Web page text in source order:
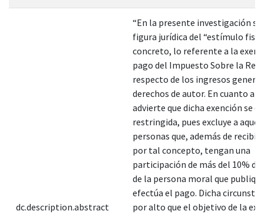
dc.description.abstract
“En la presente investigación
figura jurídica del “estímulo
concreto, lo referente a la
pago del Impuesto Sobre la
respecto de los ingresos
derechos de autor. En cuanto a
advierte que dicha exención se
restringida, pues excluye a
personas que, además de recibir
por tal concepto, tengan una
participación de más del 10%
de la persona moral que
efectúa el pago. Dicha
por alto que el objetivo de la